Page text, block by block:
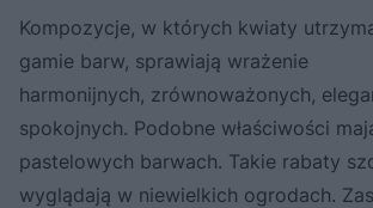
Kompozycje, w których kwiaty
gamie barw, sprawiają wrażenie
harmonijnych, zrównoważonych,
spokojnych. Podobne właściwości
pastelowych barwach. Takie rabaty
wyglądają w niewielkich ogrodach.